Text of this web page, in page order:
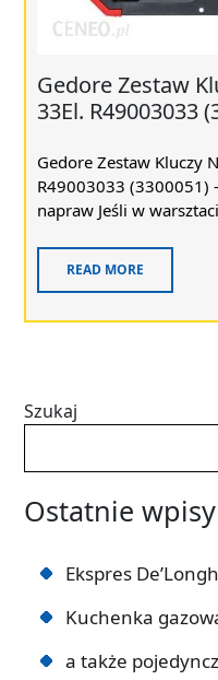
Gedore Zestaw
33El. R49003033
Gedore Zestaw Kluczy
R49003033 (3300051)
napraw Jeśli w
READ MORE
Szukaj
Ostatnie wpisy
Ekspres
Kuchenka
a także